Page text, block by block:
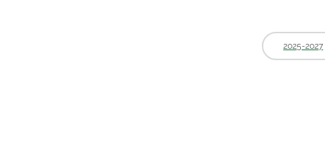
2025-2027